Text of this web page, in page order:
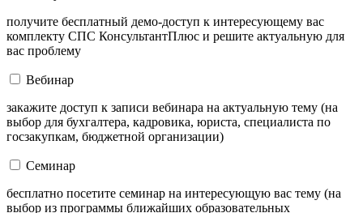
получите бесплатный демо-доступ к интересующему вас
комплекту СПС КонсультантПлюс и решите актуальную для
вас проблему
Вебинар
закажите доступ к записи вебинара на актуальную тему (на
выбор для бухгалтера, кадровика, юриста, специалиста по
госзакупкам, бюджетной организации)
Семинар
бесплатно посетите семинар на интересующую вас тему (на
выбор из программы ближайших образовательных